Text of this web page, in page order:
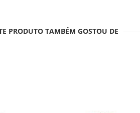
PRODUTO TAMBÉM GOSTOU DE